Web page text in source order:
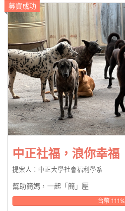
募資成功
中正社福，浪你幸福
提案人：中正大學社會福利學系
幫助簡媽，一起「簡」壓
台幣 111%